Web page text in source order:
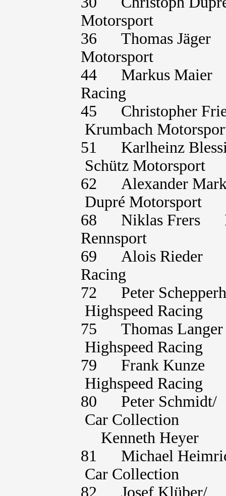
Motorsport
36 Thomas
Motorsport
44 Markus
Racing
45 Christopher
Krumbach
51 Karlheinz
Schütz Motorsport
62 Alexander
Dupré Motorsport
68 Niklas Frers
Rennsport
69 Alois Rieder
Racing
72 Peter
Highspeed Racing
75 Thomas
Highspeed Racing
79 Frank Kunze
Highspeed Racing
80 Peter
Car Collection
Kenneth
81 Michael
Car Collection
82 Josef Klüber/